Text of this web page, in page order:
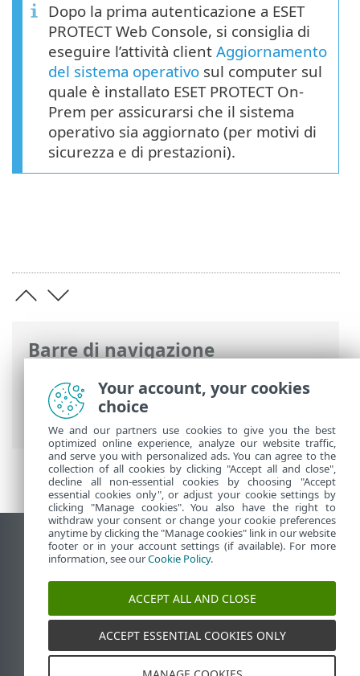
Barre di navigazione
Guida online ESET>ESET PROTECT On-
Prem>Per iniziare
ESET PROTECT Web
Console > Tour di ESET PROTECT On-Prem
Dopo la prima autenticazione a ESET
PROTECT Web Console, si consiglia di
eseguire l’attività client Aggiornamento
del sistema operativo sul computer sul
quale è installato ESET PROTECT On-
Prem per assicurarsi che il sistema
operativo sia aggiornato (per motivi di
sicurezza e di prestazioni).
Visualizza sito desktop
End of Life
ESET Knowledge Base
ESET Status Portal
Supporto regionale
Your account, your cookies
choice
We and our partners use cookies to give you the best
optimized online experience, analyze our website traffic,
and serve you with personalized ads. You can agree to the
collection of all cookies by clicking "Accept all and close",
decline all non-essential cookies by choosing "Accept
essential cookies only", or adjust your cookie settings by
clicking "Manage cookies". You also have the right to
withdraw your consent or change your cookie preferences
anytime by clicking the "Manage cookies" link in our website
footer or in your account settings (if available). For more
information, see ourCookie Policy.
ACCEPT ALL AND CLOSE
ACCEPT ESSENTIAL COOKIES ONLY